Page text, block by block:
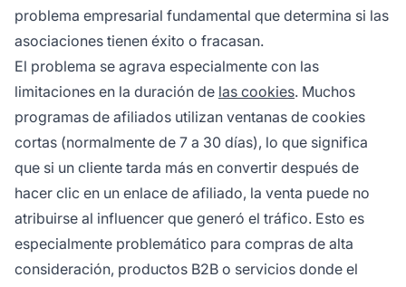
problema empresarial fundamental que determina si las
asociaciones tienen éxito o fracasan.
El problema se agrava especialmente con las
limitaciones en la duración de las cookies. Muchos
programas de afiliados utilizan ventanas de cookies
cortas (normalmente de 7 a 30 días), lo que significa
que si un cliente tarda más en convertir después de
hacer clic en un enlace de afiliado, la venta puede no
atribuirse al influencer que generó el tráfico. Esto es
especialmente problemático para compras de alta
consideración, productos B2B o servicios donde el